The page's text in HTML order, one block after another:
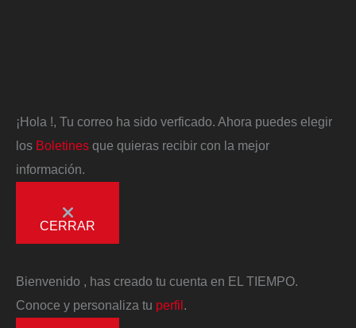
¡Hola !, Tu correo ha sido verficado. Ahora puedes elegir
los Boletines que quieras recibir con la mejor
información.
CERRAR
Bienvenido , has creado tu cuenta en EL TIEMPO.
Conoce y personaliza tu perfil.